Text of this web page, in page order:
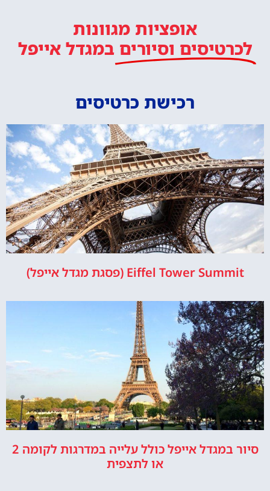
אופציות מגוונות
לכרטיסים וסיורים במגדל אייפל
רכישת כרטיסים
Eiffel Tower Summit (פסגת מגדל אייפל)
סיור במגדל אייפל כולל עלייה במדרגות לקומה 2
או לתצפית